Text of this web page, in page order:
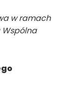
w ramach